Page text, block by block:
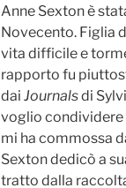
Anne Sexton è
Novecento. Figlia
vita difficile e
rapporto fu
dai Journalsdi
voglio condividere
mi ha commossa
Sexton dedicò a
tratto dalla